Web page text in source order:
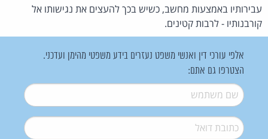
עבירותיו באמצעות מחשב, כשיש בכך להעצים את נגישותו אל
קורבנותיו - לרבות קטינים.
אלפי עורכי דין ואנשי משפט נעזרים בידע משפטי מהימן ועדכני.
הצטרפו גם אתם:
שם משתמש*
דואל*